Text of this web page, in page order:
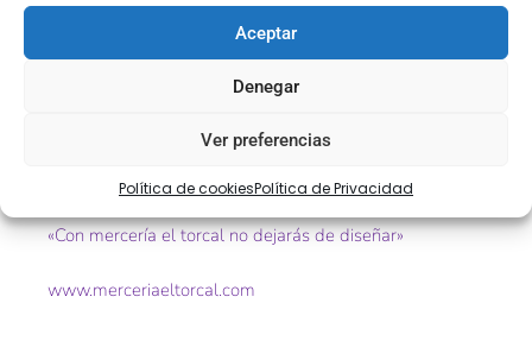
Aceptar
Denegar
Ver preferencias
Política de cookiesPolítica de Privacidad
Bolillos no mercerizados entredós
Color. negro
«Con mercería el torcal no dejarás de diseñar»
www.merceriaeltorcal.com